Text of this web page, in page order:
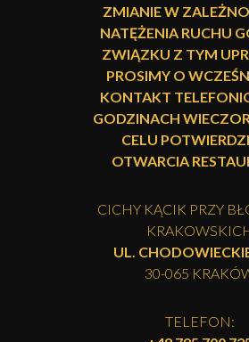
ZMIANIE W
NATĘŻENIA RUCHU
ZWIĄZKU Z TYM
PROSIMY O
KONTAKT
GODZINACH
CELU
OTWARCIA
CICHY KĄCIK PRZY
UL.
30-065
TELEFON: